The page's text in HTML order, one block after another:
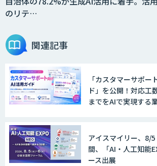
のリテ…
関連記事
「カスタマーサポー
ド」を公開！対応工
までをAIで実現する
アイスマイリー、8/
間、「AI・人工知能
ース出展